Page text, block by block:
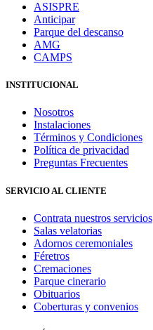
ASISPRE
Anticipar
Parque del descanso
AMG
CAMPS
INSTITUCIONAL
Nosotros
Instalaciones
Términos y Condiciones
Política de privacidad
Preguntas Frecuentes
SERVICIO AL CLIENTE
Contrata nuestros servicios
Salas velatorias
Adornos ceremoniales
Féretros
Cremaciones
Parque cinerario
Obituarios
Coberturas y convenios